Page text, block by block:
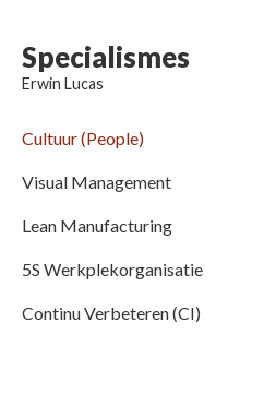
Specialismes
Erwin Lucas
Cultuur (People)
Visual Management
Lean Manufacturing
5S Werkplekorganisatie
Continu Verbeteren (CI)